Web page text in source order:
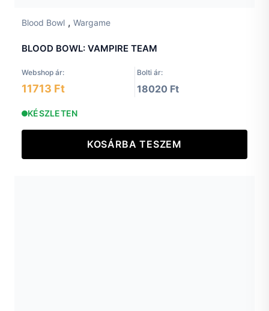
Blood Bowl , Wargame
BLOOD BOWL: VAMPIRE TEAM
Webshop ár: Bolti ár:
11713 Ft 18020 Ft
KÉSZLETEN
KOSÁRBA TESZEM